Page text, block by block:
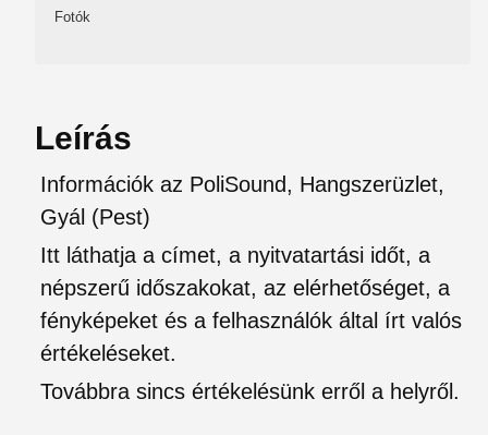
Fotók
Leírás
Információk az PoliSound, Hangszerüzlet,
Gyál (Pest)
Itt láthatja a címet, a nyitvatartási időt, a
népszerű időszakokat, az elérhetőséget, a
fényképeket és a felhasználók által írt valós
értékeléseket.
Továbbra sincs értékelésünk erről a helyről.